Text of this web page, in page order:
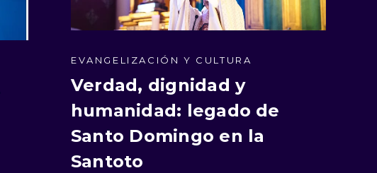
EVANGELIZACIÓN Y CULTURA
Verdad, dignidad y
humanidad: legado de
Santo Domingo en la
Santoto